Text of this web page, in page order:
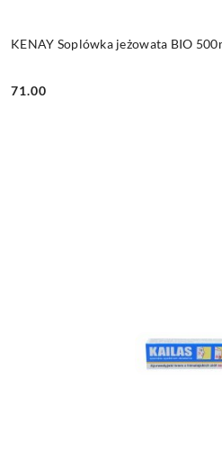
KENAY Soplówka jeżowata BIO
Cena:
71.00